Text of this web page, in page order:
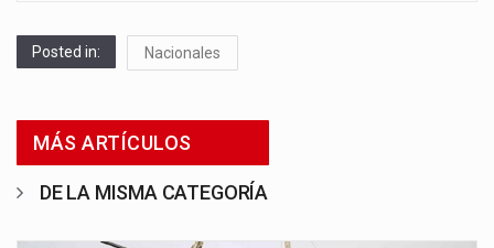
Posted in: Nacionales
MÁS ARTÍCULOS
DE LA MISMA CATEGORÍA